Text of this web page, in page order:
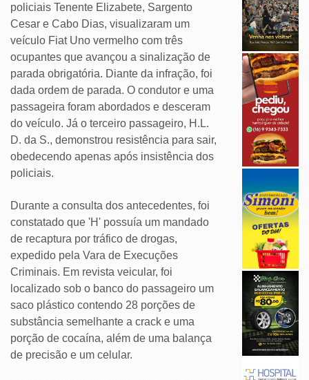
policiais Tenente Elizabete, Sargento
Cesar e Cabo Dias, visualizaram um
veículo Fiat Uno vermelho com três
ocupantes que avançou a sinalização de
parada obrigatória. Diante da infração, foi
dada ordem de parada. O condutor e uma
passageira foram abordados e desceram
do veículo. Já o terceiro passageiro, H.L.
D. da S., demonstrou resistência para sair,
obedecendo apenas após insistência dos
policiais.
Durante a consulta dos antecedentes, foi
constatado que 'H' possuía um mandado
de recaptura por tráfico de drogas,
expedido pela Vara de Execuções
Criminais. Em revista veicular, foi
localizado sob o banco do passageiro um
saco plástico contendo 28 porções de
substância semelhante a crack e uma
porção de cocaína, além de uma balança
de precisão e um celular.